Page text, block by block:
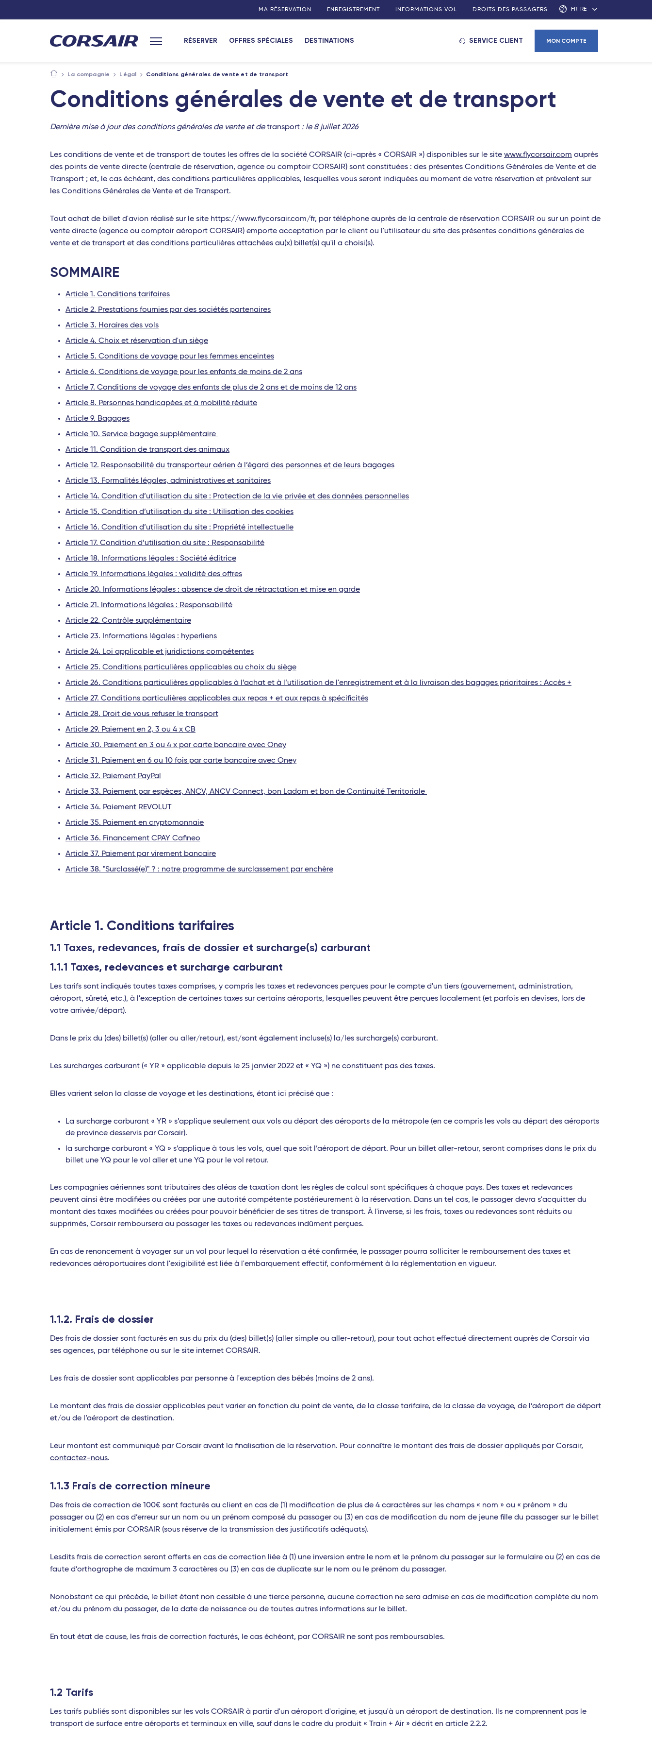
MA RÉSERVATION ENREGISTREMENT INFORMATIONS VOL DROITS DES PASSAGERS FR-RE
Menu principal
RÉSERVER OFFRES SPÉCIALES DESTINATIONS SERVICE CLIENT MON COMPTE
La compagnie Légal Conditions générales de vente et de transport
Conditions générales de vente et de transport
Dernière mise à jour des conditions générales de vente et detransport : le 8 juillet 2026
Les conditions de vente et de transport de toutes les offres de la société CORSAIR (ci-après « CORSAIR ») disponibles sur le site www.flycorsair.com auprès
des points de vente directe (centrale de réservation, agence ou comptoir CORSAIR) sont constituées : des présentes Conditions Générales de Vente et de
Transport ; et, le cas échéant, des conditions particulières applicables, lesquelles vous seront indiquées au moment de votre réservation et prévalent sur
les Conditions Générales de Vente et de Transport.
Tout achat de billet d'avion réalisé sur le site https://www.flycorsair.com/fr, par téléphone auprès de la centrale de réservation CORSAIR ou sur un point de
vente directe (agence ou comptoir aéroport CORSAIR) emporte acceptation par le client ou l'utilisateur du site des présentes conditions générales de
vente et de transport et des conditions particulières attachées au(x) billet(s) qu'il a choisi(s).
SOMMAIRE
Article 1. Conditions tarifaires
Article 2. Prestations fournies par des sociétés partenaires
Article 3. Horaires des vols
Article 4. Choix et réservation d'un siège
Article 5. Conditions de voyage pour les femmes enceintes
Article 6. Conditions de voyage pour les enfants de moins de 2 ans
Article 7. Conditions de voyage des enfants de plus de 2 ans et de moins de 12 ans
Article 8. Personnes handicapées et à mobilité réduite
Article 9. Bagages
Article 10. Service bagage supplémentaire
Article 11. Condition de transport des animaux
Article 12. Responsabilité du transporteur aérien à l’égard des personnes et de leurs bagages
Article 13. Formalités légales, administratives et sanitaires
Article 14. Condition d’utilisation du site : Protection de la vie privée et des données personnelles
Article 15. Condition d’utilisation du site : Utilisation des cookies
Article 16. Condition d’utilisation du site : Propriété intellectuelle
Article 17. Condition d’utilisation du site : Responsabilité
Article 18. Informations légales : Société éditrice
Article 19. Informations légales : validité des offres
Article 20. Informations légales : absence de droit de rétractation et mise en garde
Article 21. Informations légales : Responsabilité
Article 22. Contrôle supplémentaire
Article 23. Informations légales : hyperliens
Article 24. Loi applicable et juridictions compétentes
Article 25. Conditions particulières applicables au choix du siège
Article 26. Conditions particulières applicables à l’achat et à l’utilisation de l'enregistrement et à la livraison des bagages prioritaires : Accès +
Article 27. Conditions particulières applicables aux repas + et aux repas à spécificités
Article 28. Droit de vous refuser le transport
Article 29. Paiement en 2, 3 ou 4 x CB
Article 30. Paiement en 3 ou 4 x par carte bancaire avec Oney
Article 31. Paiement en 6 ou 10 fois par carte bancaire avec Oney
Article 32. Paiement PayPal
Article 33. Paiement par espèces, ANCV, ANCV Connect, bon Ladom et bon de Continuité Territoriale
Article 34. Paiement REVOLUT
Article 35. Paiement en cryptomonnaie
Article 36. Financement CPAY Cafineo
Article 37. Paiement par virement bancaire
Article 38. "Surclassé(e)" ? : notre programme de surclassement par enchère
Article 1. Conditions tarifaires
1.1 Taxes, redevances, frais de dossier et surcharge(s) carburant
1.1.1 Taxes, redevances et surcharge carburant
Les tarifs sont indiqués toutes taxes comprises, y compris les taxes et redevances perçues pour le compte d'un tiers (gouvernement, administration,
aéroport, sûreté, etc.), à l'exception de certaines taxes sur certains aéroports, lesquelles peuvent être perçues localement (et parfois en devises, lors de
votre arrivée/départ).
Dans le prix du (des) billet(s) (aller ou aller/retour), est/sont également incluse(s) la/les surcharge(s) carburant.
Les surcharges carburant (« YR » applicable depuis le 25 janvier 2022 et « YQ ») ne constituent pas des taxes.
Elles varient selon la classe de voyage et les destinations, étant ici précisé que :
La surcharge carburant « YR » s’applique seulement aux vols au départ des aéroports de la métropole (en ce compris les vols au départ des aéroports
de province desservis par Corsair).
la surcharge carburant « YQ » s’applique à tous les vols, quel que soit l’aéroport de départ. Pour un billet aller-retour, seront comprises dans le prix du
billet une YQ pour le vol aller et une YQ pour le vol retour.
Les compagnies aériennes sont tributaires des aléas de taxation dont les règles de calcul sont spécifiques à chaque pays. Des taxes et redevances
peuvent ainsi être modifiées ou créées par une autorité compétente postérieurement à la réservation. Dans un tel cas, le passager devra s'acquitter du
montant des taxes modifiées ou créées pour pouvoir bénéficier de ses titres de transport. À l'inverse, si les frais, taxes ou redevances sont réduits ou
supprimés, Corsair remboursera au passager les taxes ou redevances indûment perçues.
En cas de renoncement à voyager sur un vol pour lequel la réservation a été confirmée, le passager pourra solliciter le remboursement des taxes et
redevances aéroportuaires dont l'exigibilité est liée à l'embarquement effectif, conformément à la réglementation en vigueur.
1.1.2. Frais de dossier
Des frais de dossier sont facturés en sus du prix du (des) billet(s) (aller simple ou aller-retour), pour tout achat effectué directement auprès de Corsair via
ses agences, par téléphone ou sur le site internet CORSAIR.
Les frais de dossier sont applicables par personne à l'exception des bébés (moins de 2 ans).
Le montant des frais de dossier applicables peut varier en fonction du point de vente, de la classe tarifaire, de la classe de voyage, de l’aéroport de départ
et/ou de l’aéroport de destination.
Leur montant est communiqué par Corsair avant la finalisation de la réservation. Pour connaître le montant des frais de dossier appliqués par Corsair,
contactez-nous.
1.1.3 Frais de correction mineure
Des frais de correction de 100€ sont facturés au client en cas de (1) modification de plus de 4 caractères sur les champs « nom » ou « prénom » du
passager ou (2) en cas d’erreur sur un nom ou un prénom composé du passager ou (3) en cas de modification du nom de jeune fille du passager sur le billet
initialement émis par CORSAIR (sous réserve de la transmission des justificatifs adéquats).
Lesdits frais de correction seront offerts en cas de correction liée à (1) une inversion entre le nom et le prénom du passager sur le formulaire ou (2) en cas de
faute d’orthographe de maximum 3 caractères ou (3) en cas de duplicate sur le nom ou le prénom du passager.
Nonobstant ce qui précède, le billet étant non cessible à une tierce personne, aucune correction ne sera admise en cas de modification complète du nom
et/ou du prénom du passager, de la date de naissance ou de toutes autres informations sur le billet.
En tout état de cause, les frais de correction facturés, le cas échéant, par CORSAIR ne sont pas remboursables.
1.2 Tarifs
Les tarifs publiés sont disponibles sur les vols CORSAIR à partir d'un aéroport d'origine, et jusqu'à un aéroport de destination. Ils ne comprennent pas le
transport de surface entre aéroports et terminaux en ville, sauf dans le cadre du produit « Train + Air » décrit en article 2.2.2.